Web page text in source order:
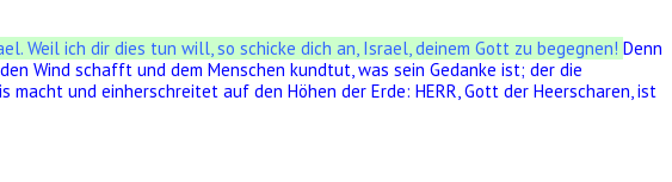
Weil ich dir dies tun will, so schicke dich an, Israel, deinem Gott zu begegnen!Denn
Wind schafft und dem Menschen kundtut, was sein Gedanke ist; der die
macht und einherschreitet auf den Höhen der Erde: HERR, Gott der Heerscharen, ist